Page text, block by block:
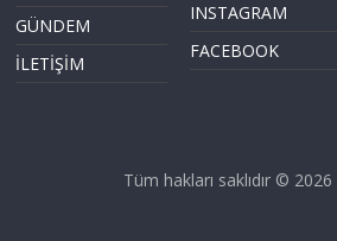
GÜNDEM
İLETİŞİM
INSTAGRAM
FACEBOOK
Tüm hakları saklıdır © 2026